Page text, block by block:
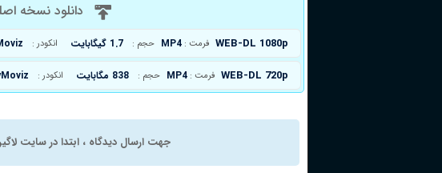
دانلود نسخه
WEB-DL 1080p فرمت : MP4 حجم : 1.7 گیگابایت انکودر :
WEB-DL 720p فرمت : MP4 حجم : 838 مگابایت انکودر :
جهت ارسال دیدگاه ، ابتدا در سایت